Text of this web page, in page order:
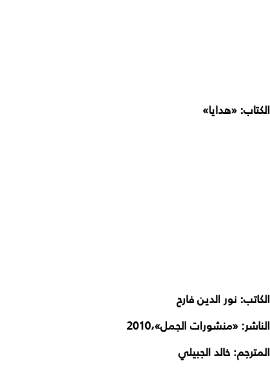
الكتاب: «هدايا»
الكاتب: نور الدين فارح
الناشر: «منشورات الجمل»،2010
المترجم: خالد الجبيلي